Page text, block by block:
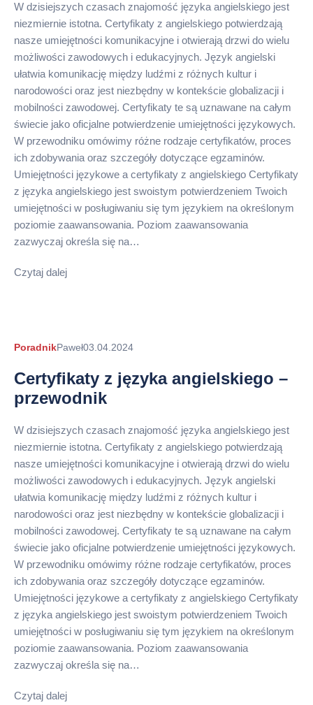
W dzisiejszych czasach znajomość języka angielskiego jest
niezmiernie istotna. Certyfikaty z angielskiego potwierdzają
nasze umiejętności komunikacyjne i otwierają drzwi do wielu
możliwości zawodowych i edukacyjnych. Język angielski
ułatwia komunikację między ludźmi z różnych kultur i
narodowości oraz jest niezbędny w kontekście globalizacji i
mobilności zawodowej. Certyfikaty te są uznawane na całym
świecie jako oficjalne potwierdzenie umiejętności językowych.
W przewodniku omówimy różne rodzaje certyfikatów, proces
ich zdobywania oraz szczegóły dotyczące egzaminów.
Umiejętności językowe a certyfikaty z angielskiego Certyfikaty
z języka angielskiego jest swoistym potwierdzeniem Twoich
umiejętności w posługiwaniu się tym językiem na określonym
poziomie zaawansowania. Poziom zaawansowania
zazwyczaj określa się na…
Czytaj dalej
PoradnikAutor
Paweł03.04.2024
Certyfikaty z języka angielskiego –
przewodnik
W dzisiejszych czasach znajomość języka angielskiego jest
niezmiernie istotna. Certyfikaty z angielskiego potwierdzają
nasze umiejętności komunikacyjne i otwierają drzwi do wielu
możliwości zawodowych i edukacyjnych. Język angielski
ułatwia komunikację między ludźmi z różnych kultur i
narodowości oraz jest niezbędny w kontekście globalizacji i
mobilności zawodowej. Certyfikaty te są uznawane na całym
świecie jako oficjalne potwierdzenie umiejętności językowych.
W przewodniku omówimy różne rodzaje certyfikatów, proces
ich zdobywania oraz szczegóły dotyczące egzaminów.
Umiejętności językowe a certyfikaty z angielskiego Certyfikaty
z języka angielskiego jest swoistym potwierdzeniem Twoich
umiejętności w posługiwaniu się tym językiem na określonym
poziomie zaawansowania. Poziom zaawansowania
zazwyczaj określa się na…
Czytaj dalej